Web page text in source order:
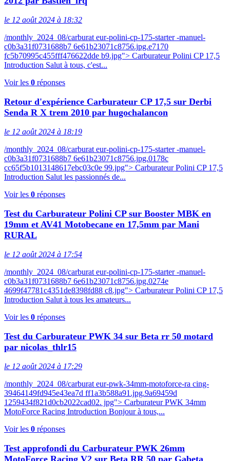
le 12 août 2024 à 18:32
/monthly_2024_08/carburat eur-polini-cp-175-starter -manuel-
c0b3a31f0731688b7 6e61b23071c8756.jpg.e7170
fc5b70995c455fff476622dde b9.jpg"> Carburateur Polini CP 17,5
Introduction Salut à tous, c'est...
Voir les 0 réponses
Retour d'expérience Carburateur CP 17,5 sur Derbi
Senda R X trem 2010 par hugochalancon
le 12 août 2024 à 18:19
/monthly_2024_08/carburat eur-polini-cp-175-starter -manuel-
c0b3a31f0731688b7 6e61b23071c8756.jpg.0178c
cc65f5b1013148617ebc03c0e 99.jpg"> Carburateur Polini CP 17,5
Introduction Salut les passionnés de...
Voir les 0 réponses
Test du Carburateur Polini CP sur Booster MBK en
19mm et AV41 Motobecane en 17,5mm par Mani
RURAL
le 12 août 2024 à 17:54
/monthly_2024_08/carburat eur-polini-cp-175-starter -manuel-
c0b3a31f0731688b7 6e61b23071c8756.jpg.0274e
4699f47781c4351de8398fd88 c8.jpg"> Carburateur Polini CP 17,5
Introduction Salut à tous les amateurs...
Voir les 0 réponses
Test du Carburateur PWK 34 sur Beta rr 50 motard
par nicolas_thlr15
le 12 août 2024 à 17:29
/monthly_2024_08/carburat eur-pwk-34mm-motoforce-ra cing-
39464149fd945e43ea7d ff1a3b588a91.jpg.9a69459d
1259434f821d0cb2022cad02. jpg"> Carburateur PWK 34mm
MotoForce Racing Introduction Bonjour à tous,...
Voir les 0 réponses
Test approfondi du Carburateur PWK 26mm
MotoForce Racing V2 sur Beta RR 50 par Gabeta